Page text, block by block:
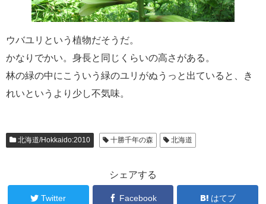
ウバユリという植物だそうだ。
かなりでかい。身長と同じくらいの高さがある。
林の緑の中にこういう緑のユリがぬうっと出ていると、き
れいというより少し不気味。
北海道/Hokkaido:2010 十勝千年の森 北海道
シェアする
Twitter Facebook はてブ